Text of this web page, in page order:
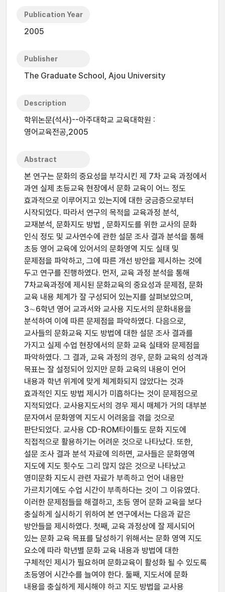
Publication Year
2005
Publisher
The Graduate School, Ajou University
Description
학위논문(석사)--아주대학교 교육대학원 :
영어교육전공,2005
Abstract
본 연구는 문화의 중요성을 부각시킨 제 7차 교육 과정에서
과연 실제 초등교육 현장에서 문화 교육이 어느 정도
효과적으로 이루어지고 있는지에 대한 궁금증으로부터
시작되었다. 따라서 연구의 목적을 교육과정 분석,
교재분석, 문화지도 방법 , 문화지도를 위한 교사의 문화
인식 정도 및 교사연수에 관한 설문 조사 결과 분석을 통해
초등 영어 교육에 있어서의 문화영역 지도 실태 및
문제점을 파악하고, 그에 따른 개선 방안을 제시하는 것에
두고 연구를 진행하였다. 먼저, 교육 과정 분석을 통해
7차교육과정에 제시된 문화교육의 중요성과 문제점, 문화
교육 내용 체계가 잘 구성되어 있는지를 살펴보았으며,
3∼6학년 영어 교과서와 교사용 지도서의 문화내용을
분석하여 이에 따른 문제점을 파악하였다. 다음으로,
교사들의 문화교육 지도 방법에 대한 설문 조사 결과를
가지고 실제 수업 현장에서의 문화 교육 실태와 문제점을
파악하였다. 그 결과, 교육 과정의 경우, 문화 교육의 성격과
목표는 잘 설정되어 있지만 문화 교육의 내용이 언어
내용과 학년 위계에 맞게 체계화되지 않았다는 것과
효과적인 지도 방법 제시가 미흡하다는 것이 문제점으로
지적되었다. 교사용지도서의 경우 제시 매체가 거의 대부분
문자여서 문화영역 지도시 어려움을 겪을 것으로
판단되었다. 교사용 CD-ROM타이틀도 문화 지도에
직접적으로 활용하기는 어려운 것으로 나타났다. 또한,
설문 조사 결과 분석 자료에 의하면, 교사들은 문화영역
지도에 지도 횟수도 그리 많지 않은 것으로 나타났고
영미문화 지도시 관련 자료가 부족하고 언어 내용만
가르치기에도 수업 시간이 부족하다는 것이 그 이유였다.
이러한 문제점들을 해결하고, 초등 영어 문화 교육을 보다
충실하게 실시하기 위하여 본 연구에서는 다음과 같은
방안들을 제시하였다. 첫째, 교육 과정상에 잘 제시되어
있는 문화 교육 목표를 달성하기 위해서는 문화 영역 지도
요소에 따라 학년별 문화 교육 내용과 방법에 대한
구체적인 제시가 필요하며 문화교육이 활성화 될 수 있도록
초등영어 시간수를 늘여야 한다. 둘째, 지도서에 문화
내용을 충실하게 제시해야 하고 지도 방법을 교사용